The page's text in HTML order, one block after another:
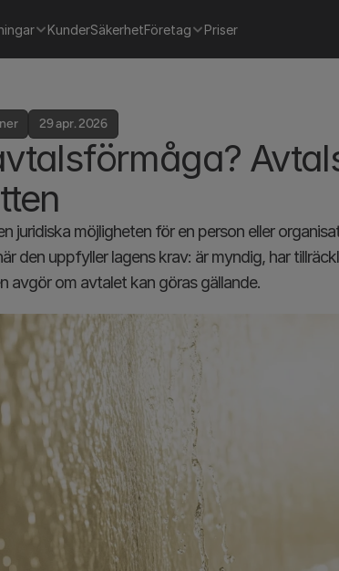
KunderSäkerhetFöretag Priser
29 apr. 2026
juridiska möjligheten för en person eller
den uppfyller lagens krav: är myndig, har
avgör om avtalet kan göras gällande.